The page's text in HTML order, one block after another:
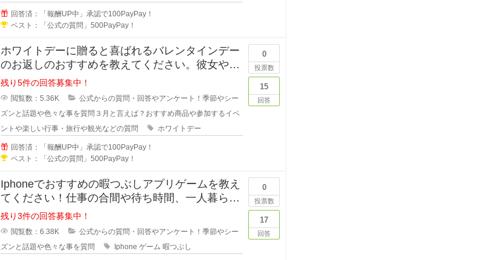
回答済：「報酬UP中」承認で100PayPay！
ベスト：「公式の質問」500PayPay！
ホワイトデーに贈ると喜ばれるバレンタインデー
のお返しのおすすめを教えてください。彼女や奥
さん、会社の同僚など本命や義理チ
残り5件の回答募集中！
閲覧数：5.36K
公式からの質問・回答やアンケート！季節やシー
ズンと話題や色々な事を質問 ３月と言えば？おすすめ商品や参加するイベ
ントや楽しい行事・旅行や観光などの質問
ホワイトデー
回答済：「報酬UP中」承認で100PayPay！
ベスト：「公式の質問」500PayPay！
0
投票数
15
回答
Iphoneでおすすめの暇つぶしアプリゲームを教え
てください！仕事の合間や待ち時間、一人暮らし
などで暇な時間ってあります
残り3件の回答募集中！
閲覧数：6.38K
公式からの質問・回答やアンケート！季節やシー
ズンと話題や色々な事を質問
Iphone ゲーム 暇つぶし
0
投票数
17
回答